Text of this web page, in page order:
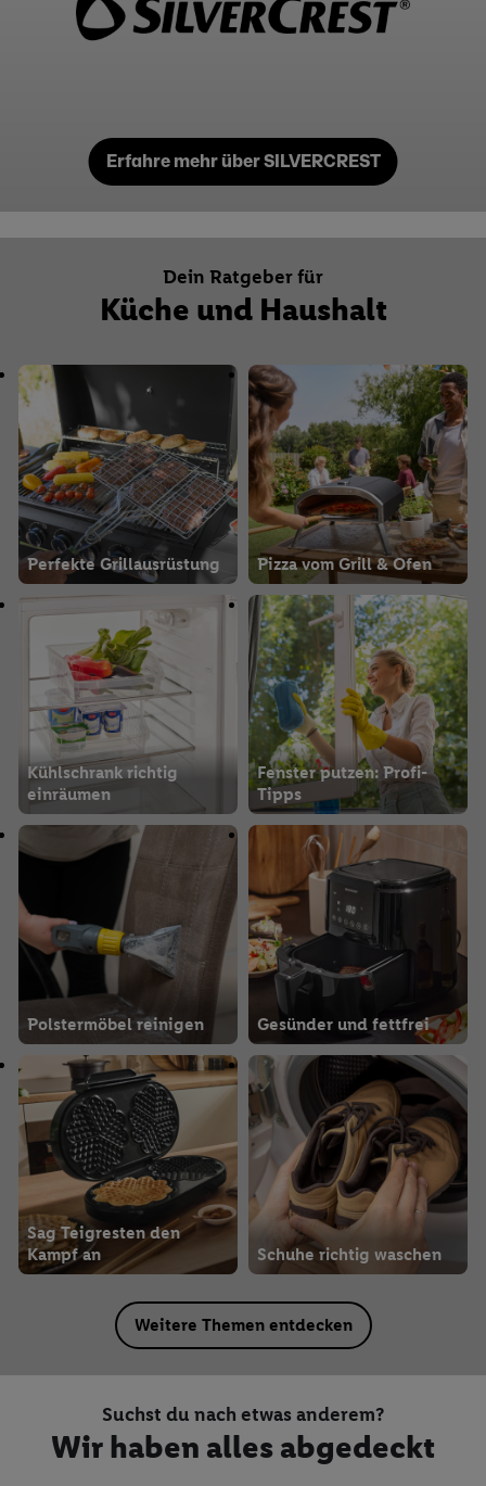
Erfahre mehr über SILVERCREST
Dein Ratgeber für
Küche und Haushalt
Perfekte Grillausrüstung Pizza vom Grill & Ofen
Kühlschrank richtig
einräumen
Fenster putzen: Profi-
Tipps
Polstermöbel reinigen Gesünder und fettfrei
Sag Teigresten den
Kampf an
Schuhe richtig waschen
Weitere Themen entdecken
Suchst du nach etwas anderem?
Wir haben alles abgedeckt